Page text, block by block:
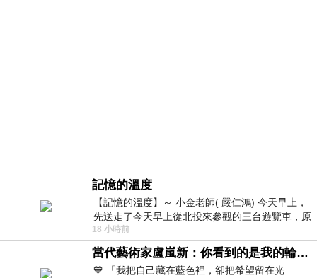
記憶的溫度
【記憶的溫度】～ 小金老師( 嚴仁鴻) 今天早上，
先送走了今天早上從北投來參觀的三台遊覽車，原
以為展場已經差不多要安靜下來，卻發
18 小時前
當代藝術家盧嵐新：你看到的是我的輪廓，還是你的故事？——藏在藍色裡的希望與光
💙 「我把自己藏在藍色裡，卻把希望留在光